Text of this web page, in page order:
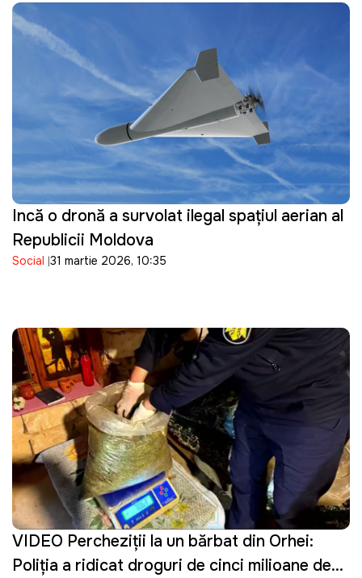
Incă o dronă a survolat ilegal spațiul aerian al
Republicii Moldova
Social 31 martie 2026, 10:35
VIDEO Percheziţii la un bărbat din Orhei:
Poliţia a ridicat droguri de cinci milioane de